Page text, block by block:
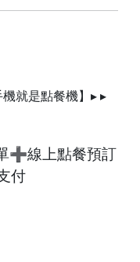
就是點餐機】▸ ▸
➕線上點餐預訂
付